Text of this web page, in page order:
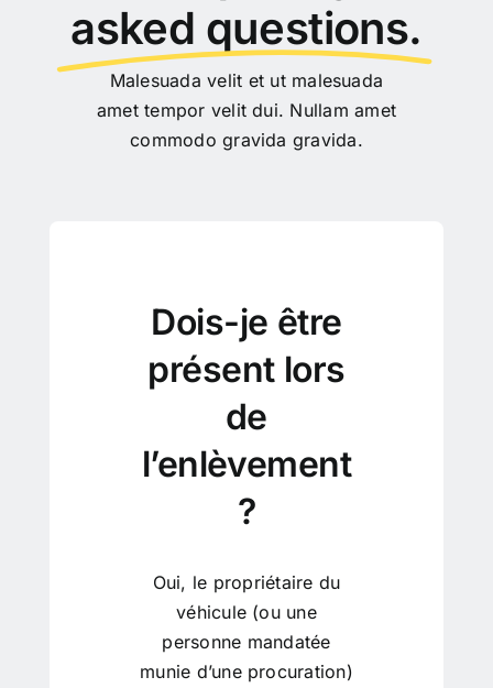
asked questions.
Malesuada velit et ut malesuada
amet tempor velit dui. Nullam amet
commodo gravida gravida.
Dois-je être
présent lors
de
l’enlèvement
?
Oui, le propriétaire du
véhicule (ou une
personne mandatée
munie d’une procuration)